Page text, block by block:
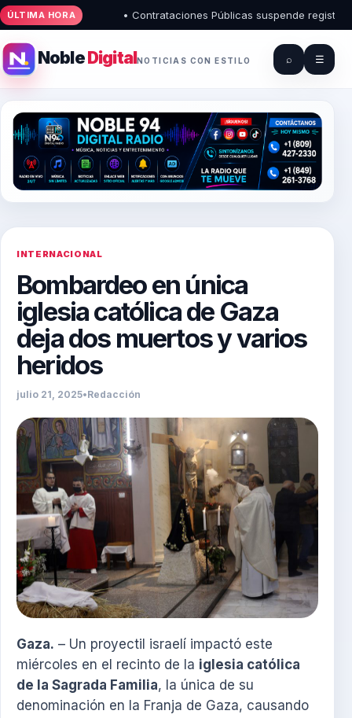
ÚLTIMA HORA • Contrataciones Públicas suspende registros
NobleDigitalNOTICIAS CON ESTILO ⌕ ☰
INTERNACIONAL
Bombardeo en única
iglesia católica de Gaza
deja dos muertos y varios
heridos
julio 21, 2025•Redacción
Gaza. – Un proyectil israelí impactó este
miércoles en el recinto de la iglesia católica
de la Sagrada Familia, la única de su
denominación en la Franja de Gaza, causando